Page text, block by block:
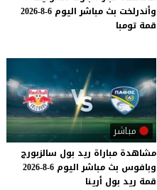
وأندرلخت بث مباشر اليوم 6-8-2026
قمة تومبا
مباشر
مشاهدة مباراة ريد بول سالزبورج
وبافوس بث مباشر اليوم 6-8-2026
قمة ريد بول أرينا